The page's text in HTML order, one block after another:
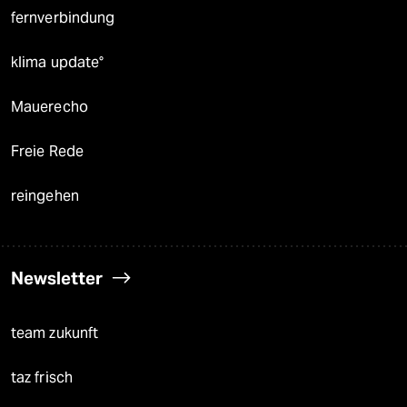
fernverbindung
klima update°
Mauerecho
Freie Rede
reingehen
Newsletter
team zukunft
taz frisch